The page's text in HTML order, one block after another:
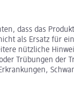
dass das
als Ersatz für
nützliche
Trübungen